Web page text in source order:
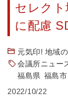
セレク
に配慮
元気印! 地域
会議所ニュー
福島県 福島市
2022/10/22